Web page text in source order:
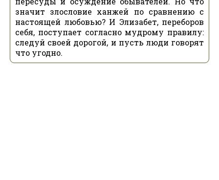
значит злословие ханжей по сравнению с
настоящей любовью? И Элизабет, переборов
себя, поступает согласно мудрому правилу:
следуй своей дорогой, и пусть люди говорят
что угодно.